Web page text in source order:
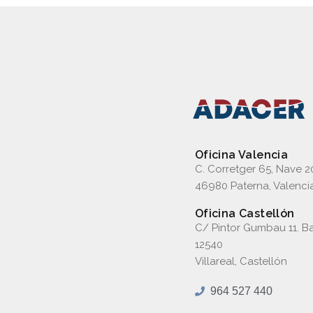
Oficina Valencia
C. Corretger 65, Nave
46980 Paterna,
Oficina Castellón
C/ Pintor Gumbau 11.
12540
Villareal, Castellón
964 527 440